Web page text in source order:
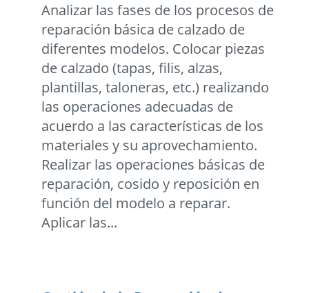
Analizar las fases de los procesos de
reparación básica de calzado de
diferentes modelos. Colocar piezas
de calzado (tapas, filis, alzas,
plantillas, taloneras, etc.) realizando
las operaciones adecuadas de
acuerdo a las características de los
materiales y su aprovechamiento.
Realizar las operaciones básicas de
reparación, cosido y reposición en
función del modelo a reparar.
Aplicar las...